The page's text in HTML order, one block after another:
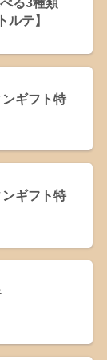
る3種類
ルテ】
ギフト特
ギフト特